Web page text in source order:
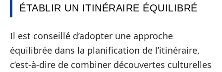
ÉTABLIR UN ITINÉRAIRE ÉQUILIBRÉ
Il est conseillé d’adopter une approche
équilibrée dans la planification de l’itinéraire,
c’est-à-dire de combiner découvertes culturelles